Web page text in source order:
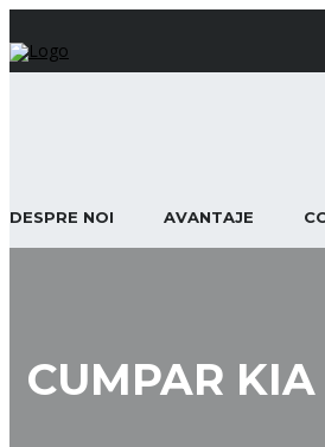
DESPRE NOI AVANTAJE
CUMPAR